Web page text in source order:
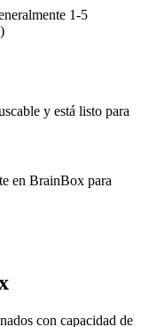
1-5
y está listo para
en BrainBox para
con capacidad de